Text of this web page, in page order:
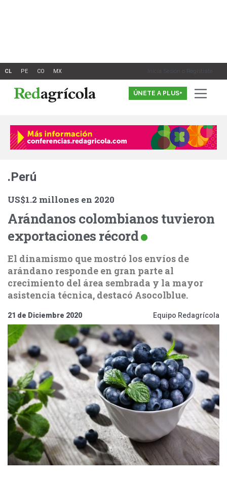
Inicia Sesión o Registrate
ÚNETE A PLUS+
.Perú
US$1.2 millones en 2020
Arándanos colombianos tuvieron
exportaciones récord
El dinamismo que mostró los envíos de
arándano responde en gran parte al
crecimiento del área sembrada y la mayor
asistencia técnica, destacó Asocolblue.
21 de Diciembre 2020 Equipo Redagrícola